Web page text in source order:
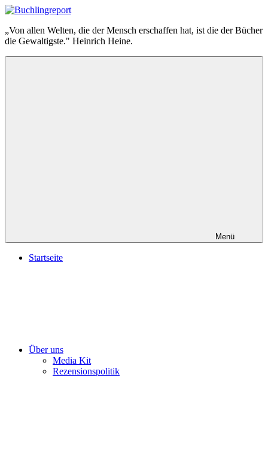
Zum
springen
Buchlingreport
„Von allen Welten, die der Mensch erschaffen hat, ist die der Bücher
die Gewaltigste." Heinrich Heine.
Menü
Startseite
Über uns
Media Kit
Rezensionspolitik